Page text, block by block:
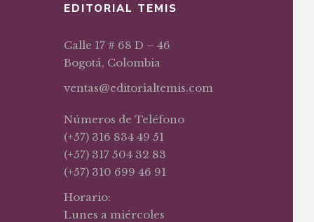
EDITORIAL TEMIS
Calle 17 # 68 D – 46
Bogotá, Colombia
ventas@editorialtemis.com
Números de Teléfono
(+57) 316 834 49 51
(+57) 317 504 32 83
(+57) 310 699 46 91
Horario:
Lunes a miércoles